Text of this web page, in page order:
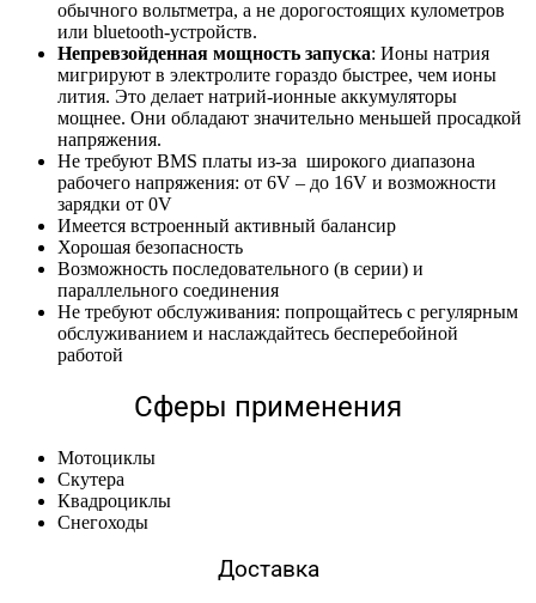
обычного вольтметра, а не дорогостоящих кулометров
или bluetooth-устройств.
Непревзойденная мощность запуска: Ионы натрия
мигрируют в электролите гораздо быстрее, чем ионы
лития. Это делает натрий-ионные аккумуляторы
мощнее. Они обладают значительно меньшей просадкой
напряжения.
Не требуют BMS платы из-за широкого диапазона
рабочего напряжения: от 6V – до 16V и возможности
зарядки от 0V
Имеется встроенный активный балансир
Хорошая безопасность
Возможность последовательного (в серии) и
параллельного соединения
Не требуют обслуживания: попрощайтесь с регулярным
обслуживанием и наслаждайтесь бесперебойной
работой
Сферы применения
Мотоциклы
Скутера
Квадроциклы
Снегоходы
Доставка